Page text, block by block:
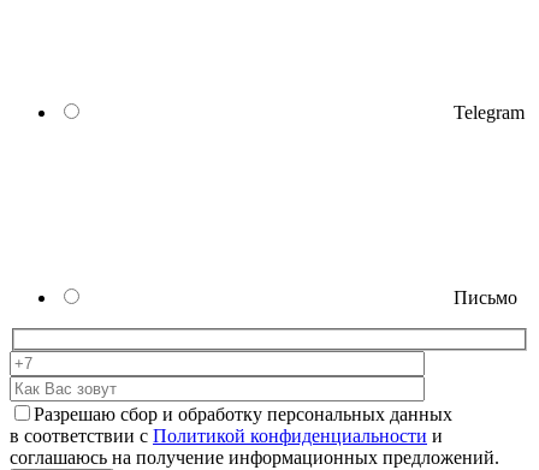
Telegram
Письмо
Разрешаю сбор и обработку персональных данных
в соответствии с Политикой конфиденциальности и
соглашаюсь на получение информационных предложений.